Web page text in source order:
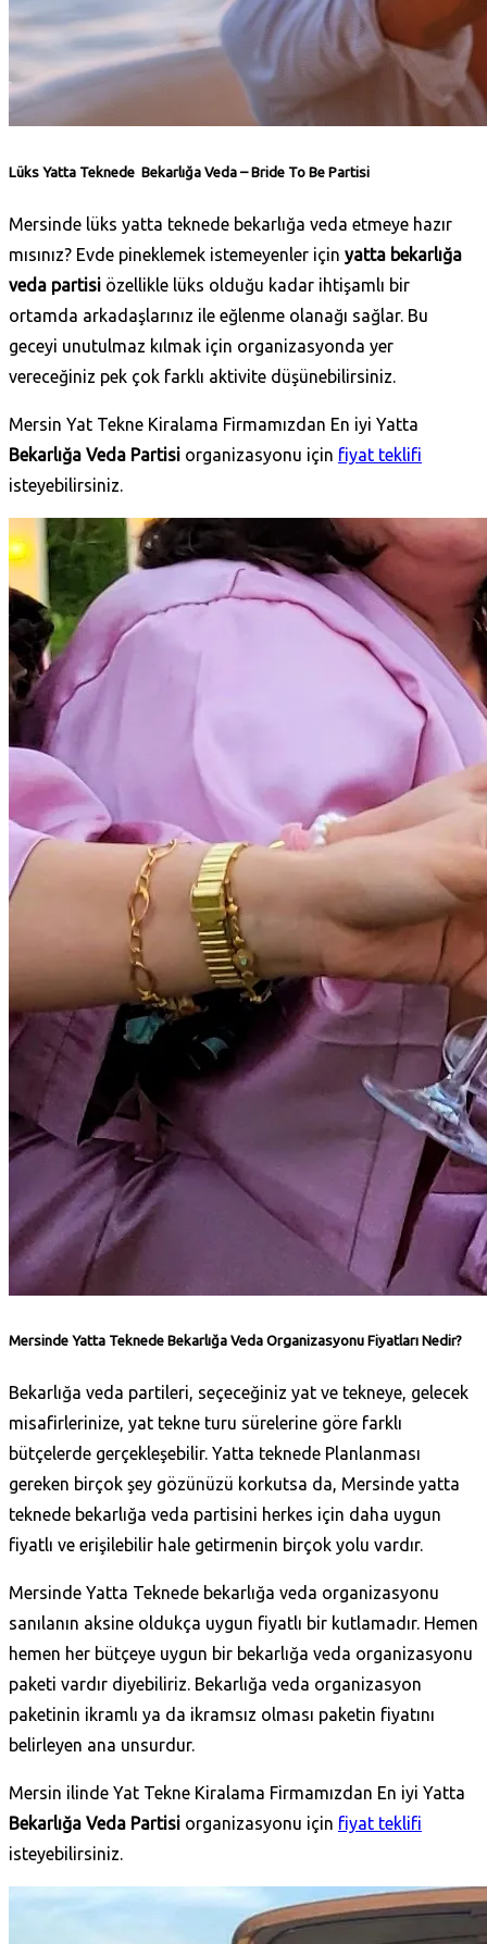
Lüks Yatta Teknede Bekarlığa Veda – Bride To Be Partisi
Mersinde lüks yatta teknede bekarlığa veda etmeye hazır
mısınız? Evde pineklemek istemeyenler için yatta bekarlığa
veda partisi özellikle lüks olduğu kadar ihtişamlı bir
ortamda arkadaşlarınız ile eğlenme olanağı sağlar. Bu
geceyi unutulmaz kılmak için organizasyonda yer
vereceğiniz pek çok farklı aktivite düşünebilirsiniz.
Mersin Yat Tekne Kiralama Firmamızdan En iyi Yatta
Bekarlığa Veda Partisi organizasyonu için fiyat teklifi
isteyebilirsiniz.
Mersinde Yatta Teknede Bekarlığa Veda Organizasyonu Fiyatları Nedir?
Bekarlığa veda partileri, seçeceğiniz yat ve tekneye, gelecek
misafirlerinize, yat tekne turu sürelerine göre farklı
bütçelerde gerçekleşebilir. Yatta teknede Planlanması
gereken birçok şey gözünüzü korkutsa da, Mersinde yatta
teknede bekarlığa veda partisini herkes için daha uygun
fiyatlı ve erişilebilir hale getirmenin birçok yolu vardır.
Mersinde Yatta Teknede bekarlığa veda organizasyonu
sanılanın aksine oldukça uygun fiyatlı bir kutlamadır. Hemen
hemen her bütçeye uygun bir bekarlığa veda organizasyonu
paketi vardır diyebiliriz. Bekarlığa veda organizasyon
paketinin ikramlı ya da ikramsız olması paketin fiyatını
belirleyen ana unsurdur.
Mersin ilinde Yat Tekne Kiralama Firmamızdan En iyi Yatta
Bekarlığa Veda Partisi organizasyonu için fiyat teklifi
isteyebilirsiniz.